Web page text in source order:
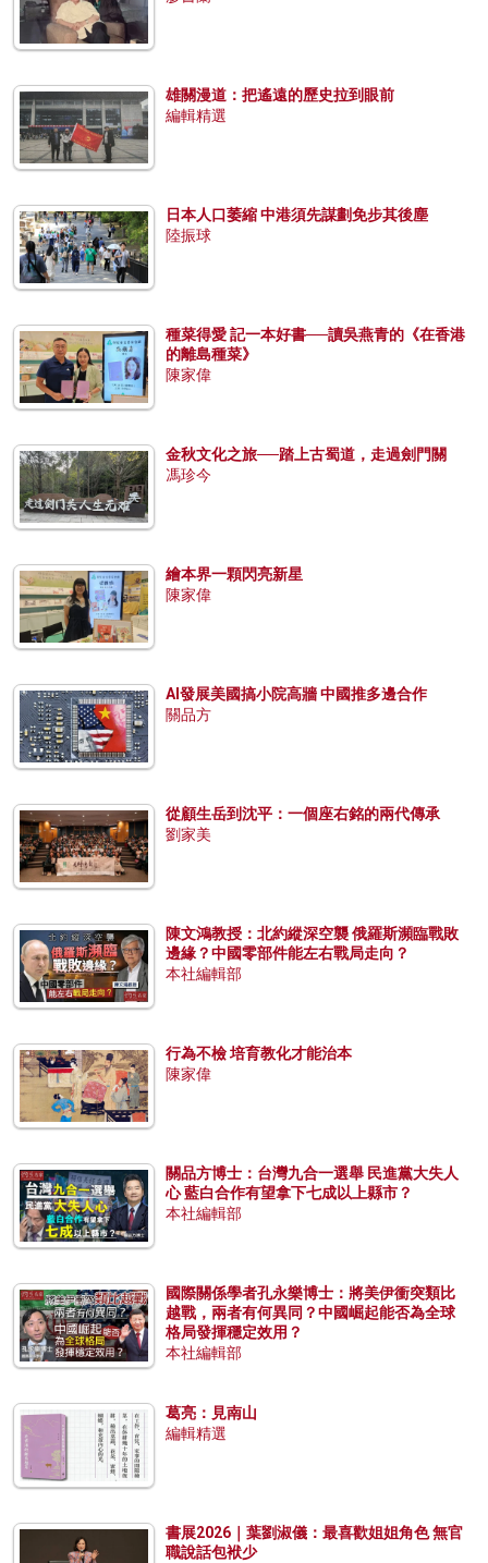
雄關漫道：把遙遠的歷史拉到眼前
編輯精選
日本人口萎縮 中港須先謀劃免步其後塵
陸振球
種菜得愛 記一本好書──讀吳燕青的《在香港
的離島種菜》
陳家偉
金秋文化之旅──踏上古蜀道，走過劍門關
馮珍今
繪本界一顆閃亮新星
陳家偉
AI發展美國搞小院高牆 中國推多邊合作
關品方
從顧生岳到沈平：一個座右銘的兩代傳承
劉家美
陳文鴻教授：北約縱深空襲 俄羅斯瀕臨戰敗
邊緣？中國零部件能左右戰局走向？
本社編輯部
行為不檢 培育教化才能治本
陳家偉
關品方博士：台灣九合一選舉 民進黨大失人
心 藍白合作有望拿下七成以上縣市？
本社編輯部
國際關係學者孔永樂博士：將美伊衝突類比
越戰，兩者有何異同？中國崛起能否為全球
格局發揮穩定效用？
本社編輯部
葛亮：見南山
編輯精選
書展2026｜葉劉淑儀：最喜歡姐姐角色 無官
職說話包袱少